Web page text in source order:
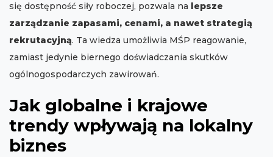
się dostępność siły roboczej, pozwala na lepsze
zarządzanie zapasami, cenami, a nawet strategią
rekrutacyjną. Ta wiedza umożliwia MŚP reagowanie,
zamiast jedynie biernego doświadczania skutków
ogólnogospodarczych zawirowań.
Jak globalne i krajowe
trendy wpływają na lokalny
biznes